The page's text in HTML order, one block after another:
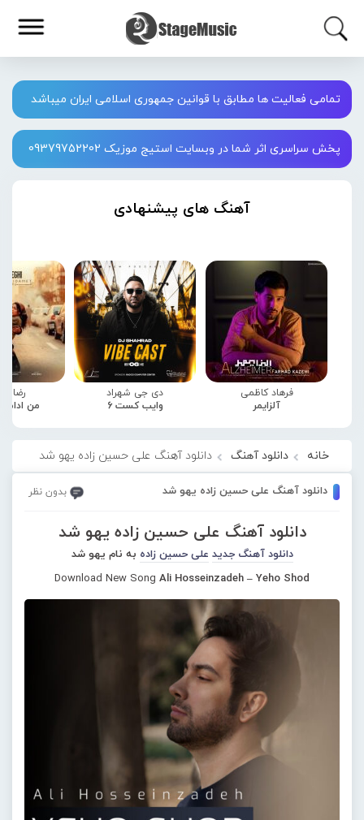
تمامی فعالیت ها مطابق با قوانین جمهوری اسلامی ایران میباشد
پخش سراسری اثر شما در وبسایت استیج موزیک 09379752202
آهنگ های پیشنهادی
فرهاد کاظمی
آلزایمر
دی جی شهراد
وایب کست 6
رضا
من
خانه دانلود آهنگ دانلود آهنگ علی حسین زاده یهو شد
دانلود آهنگ علی حسین زاده یهو شد بدون نظر
دانلود آهنگ علی حسین زاده یهو شد
دانلود آهنگ جدید علی حسین زاده به نام یهو شد
Download New Song Ali Hosseinzadeh – Yeho Shod